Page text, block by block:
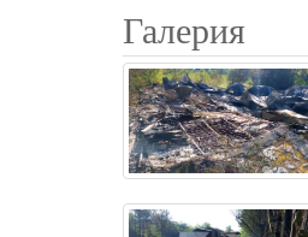
Галерия